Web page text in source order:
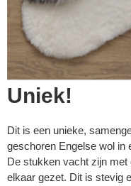
Uniek!
Dit is een unieke,
geschoren Engelse wol in
De stukken vacht zijn met
elkaar gezet. Dit is stevig